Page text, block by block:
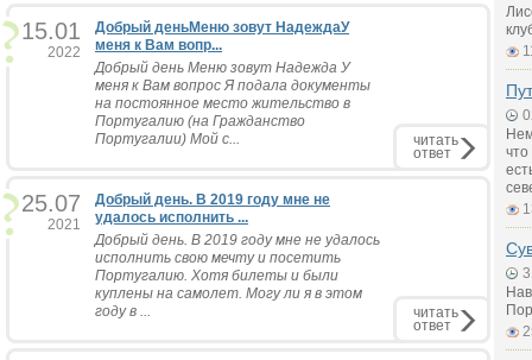
15.01
2022
Добрый деньМеню зовут НадеждаУ
меня к Вам вопр...
Добрый день Меню зовут Надежда У
меня к Вам вопрос Я подала документы
на постоянное место жительство в
Португалию (на Гражданство
Португалии) Мой с...
читать
ответ
25.07
2021
Добрый день. В 2019 году мне не
удалось исполнить ...
Добрый день. В 2019 году мне не удалось
исполнить свою мечту и посетить
Португалию. Хотя билеты и были
куплены на самолет. Могу ли я в этом
году в ...
читать
ответ